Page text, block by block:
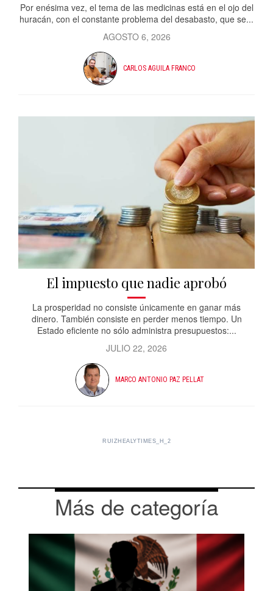
Por enésima vez, el tema de las medicinas está en el ojo del
huracán, con el constante problema del desabasto, que se...
AGOSTO 6, 2026
CARLOS AGUILA FRANCO
El impuesto que nadie aprobó
La prosperidad no consiste únicamente en ganar más
dinero. También consiste en perder menos tiempo. Un
Estado eficiente no sólo administra presupuestos:...
JULIO 22, 2026
MARCO ANTONIO PAZ PELLAT
RUIZHEALYTIMES_H_2
Más de categoría